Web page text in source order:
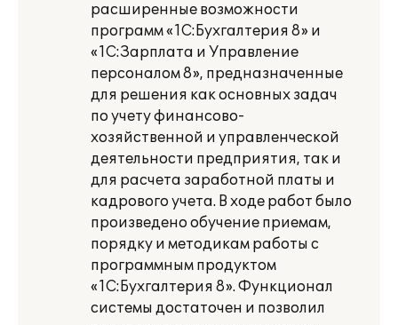
расширенные возможности
программ «1С:Бухгалтерия 8» и
«1С:Зарплата и Управление
персоналом 8», предназначенные
для решения как основных задач
по учету финансово-
хозяйственной и управленческой
деятельности предприятия, так и
для расчета заработной платы и
кадрового учета. В ходе работ было
произведено обучение приемам,
порядку и методикам работы с
программным продуктом
«1С:Бухгалтерия 8». Функционал
системы достаточен и позволил